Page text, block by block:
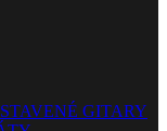
GITARY